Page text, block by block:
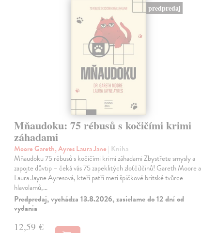
predpredaj
Mňaudoku: 75 rébusů s kočičími krimi
záhadami
Moore Gareth, Ayres Laura Jane | Kniha
Mňaudoku 75 rébusů s kočičími krimi záhadami Zbystřete smysly a
zapojte důvtip – čeká vás 75 zapeklitých zlo(či)činů! Gareth Moore a
Laura Jayne Ayresová, kteří patří mezi špičkové britské tvůrce
hlavolamů,…
Predpredaj, vychádza 13.8.2026, zasielame do 12 dní od
vydania
12,59 €